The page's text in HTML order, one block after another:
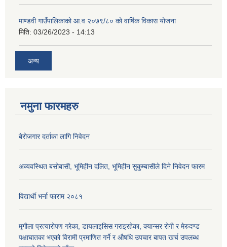
माण्डवी गाउँपालिकाको आ.व २०७९/८० को वार्षिक विकास योजना
मिति: 03/26/2023 - 14:13
अन्य
नमुना फारमहरु
बेरोजगार दर्ताका लागि निवेदन
अव्यवस्थित बसोबासी, भूमिहीन दलित, भूमिहीन सुकुम्बासीले दिने निवेदन फारम
विद्यार्थी भर्ना फाराम २०८१
मृगौला प्रत्यारोपण गरेका, डायलाइसिस गराइरहेका, क्यान्सर रोगी र मेरुदण्ड
पक्षाघातका भएको विरामी प्रमाणित गर्ने र औषधि उपचार बापत खर्च उपलब्ध